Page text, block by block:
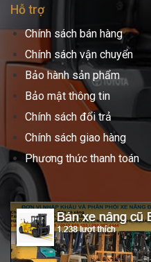
Hỗ trợ
Chính sách bán hàng
Chính sách vận chuyển
Bảo hành sản phẩm
Bảo mật thông tin
Chính sách đổi trả
Chính sách giao hàng
Phương thức thanh toán